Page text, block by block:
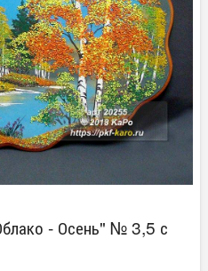
- Осень" № 3,5 с